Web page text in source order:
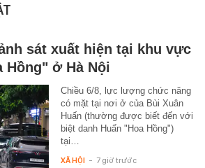
sát xuất hiện tại khu vực
Hồng" ở Hà Nội
Chiều 6/8, lực lượng chức năng
có mặt tại nơi ở của Bùi Xuân
Huấn (thường được biết đến với
biệt danh Huấn "Hoa Hồng")
tại…
XÃ HỘI - 7 giờ trước